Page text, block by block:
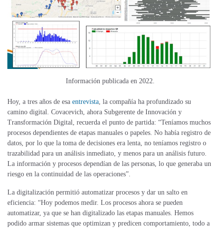
Información publicada en 2022.
Hoy, a tres años de esa entrevista , la compañía ha profundizado su
camino digital. Covacevich, ahora Subgerente de Innovación y
Transformación Digital, recuerda el punto de partida: “Teníamos muchos
procesos dependientes de etapas manuales o papeles. No había registro de
datos, por lo que la toma de decisiones era lenta, no teníamos registro o
trazabilidad para un análisis inmediato, y menos para un análisis futuro.
La información y procesos dependían de las personas, lo que generaba un
riesgo en la continuidad de las operaciones”.
La digitalización permitió automatizar procesos y dar un salto en
eficiencia: “Hoy podemos medir. Los procesos ahora se pueden
automatizar, ya que se han digitalizado las etapas manuales. Hemos
podido armar sistemas que optimizan y predicen comportamiento, todo a